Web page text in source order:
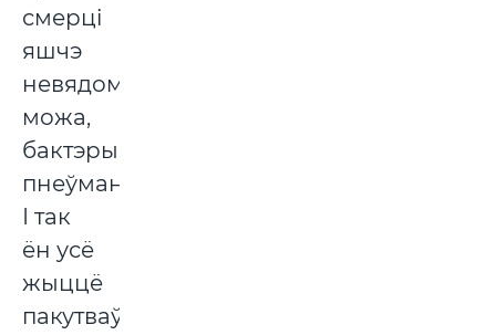
смерці
яшчэ
невядомая,
можа,
бактэрыяльная
пнеўманія.
І так
ён усё
жыццё
пакутваў,